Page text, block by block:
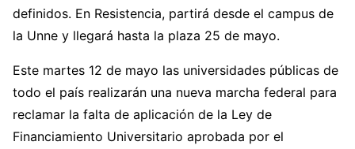
definidos. En Resistencia, partirá desde el campus de
la Unne y llegará hasta la plaza 25 de mayo.
Este martes 12 de mayo las universidades públicas de
todo el país realizarán una nueva marcha federal para
reclamar la falta de aplicación de la Ley de
Financiamiento Universitario aprobada por el